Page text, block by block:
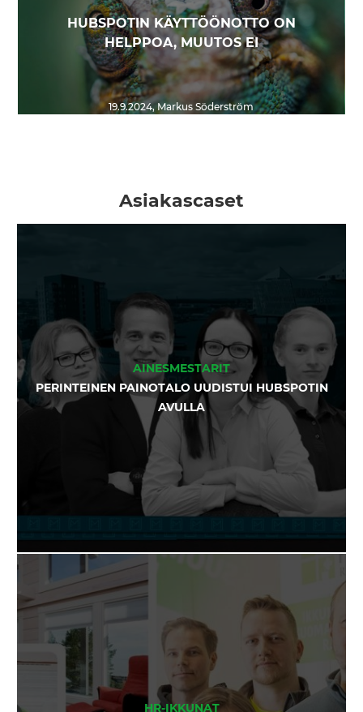
HUBSPOTIN KÄYTTÖÖNOTTO ON
HELPPOA, MUUTOS EI
19.9.2024, Markus Söderström
Asiakascaset
AINESMESTARIT
PERINTEINEN PAINOTALO UUDISTUI HUBSPOTIN
AVULLA
HR-IKKUNAT